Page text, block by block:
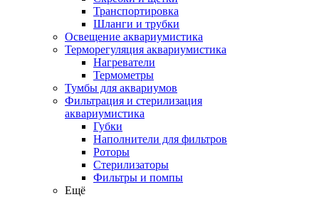
Транспортировка
Шланги и трубки
Освещение аквариумистика
Терморегуляция аквариумистика
Нагреватели
Термометры
Тумбы для аквариумов
Фильтрация и стерилизация
аквариумистика
Губки
Наполнители для фильтров
Роторы
Стерилизаторы
Фильтры и помпы
Ещё